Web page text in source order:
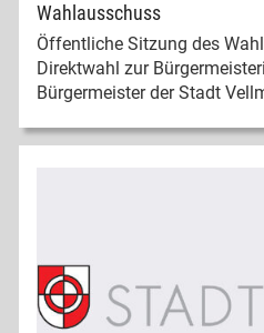
Wahlausschuss
Öffentliche Sitzung des
Direktwahl zur
Bürgermeister der Stadt